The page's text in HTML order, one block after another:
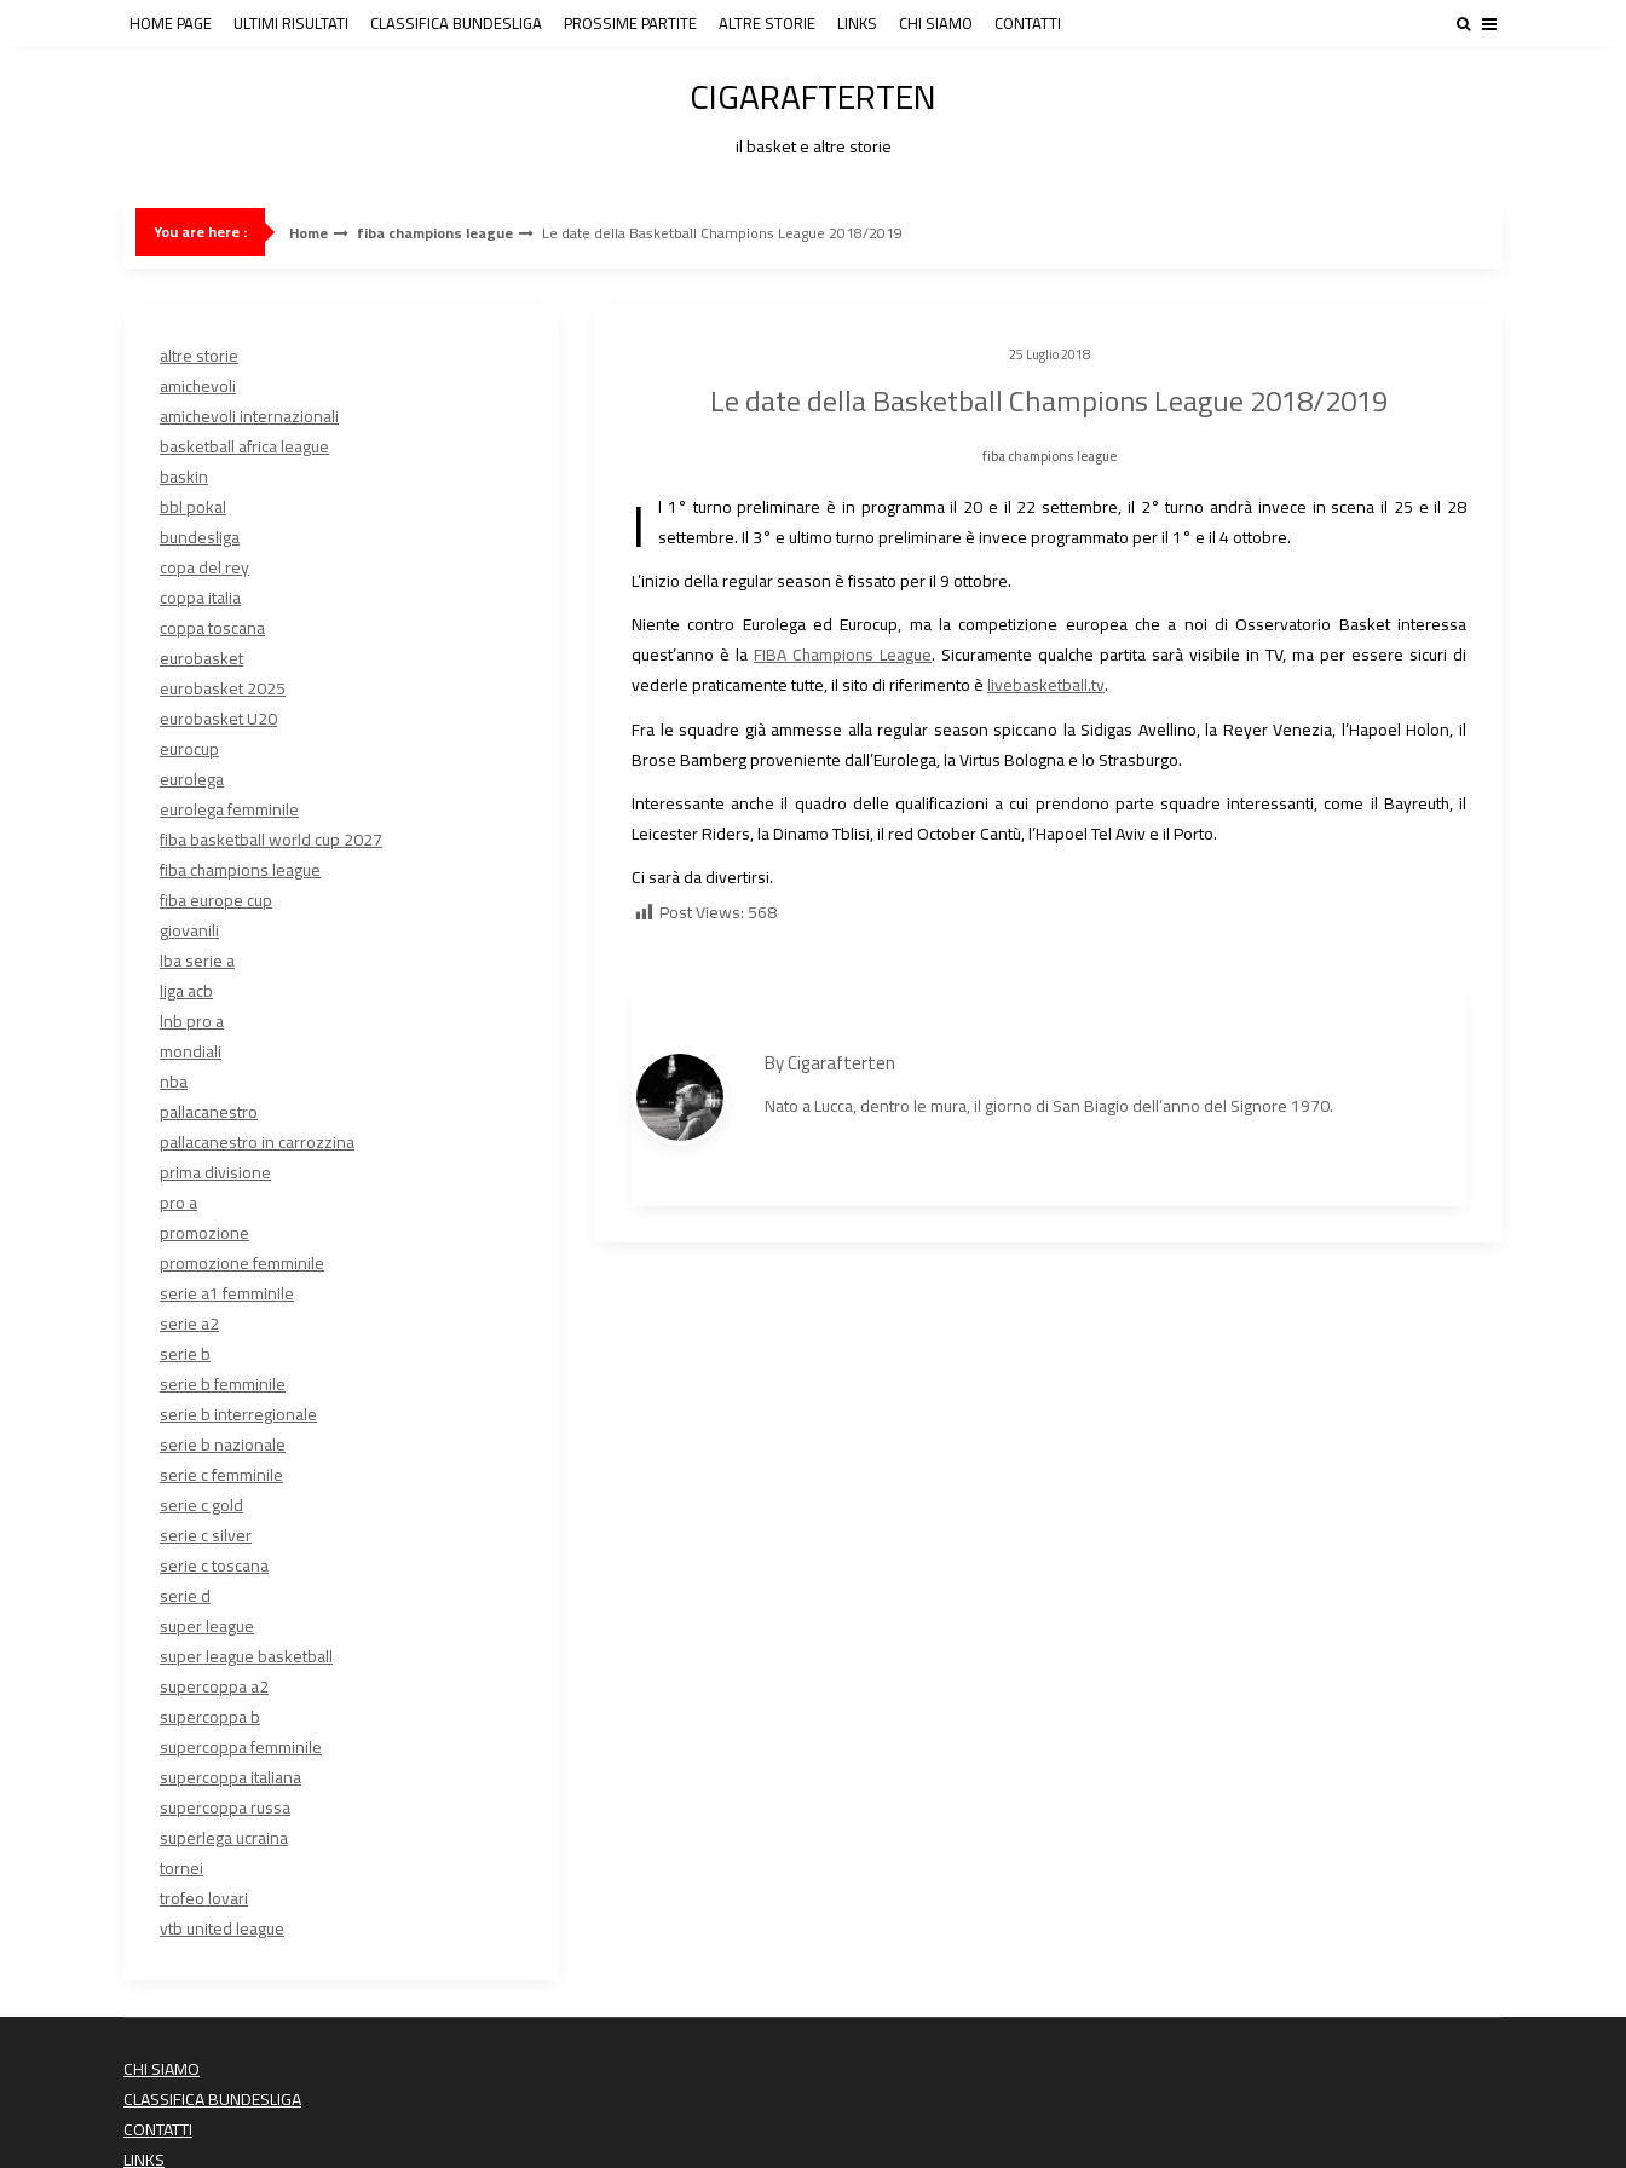
HOME PAGE ULTIMI RISULTATI CLASSIFICA BUNDESLIGA PROSSIME PARTITE ALTRE STORIE LINKS CHI SIAMO CONTATTI
CIGARAFTERTEN
il basket e altre storie
You are here : Home fiba champions league Le date della Basketball Champions League 2018/2019
25 Luglio 2018
Le date della Basketball Champions League 2018/2019
fiba champions league
I l 1° turno preliminare è in programma il 20 e il 22 settembre, il 2° turno andrà invece in scena il 25 e il 28
settembre. Il 3° e ultimo turno preliminare è invece programmato per il 1° e il 4 ottobre.
L’inizio della regular season è fissato per il 9 ottobre.
Niente contro Eurolega ed Eurocup, ma la competizione europea che a noi di Osservatorio Basket interessa
quest’anno è laFIBA Champions League. Sicuramente qualche partita sarà visibile in TV, ma per essere sicuri di
vederle praticamente tutte, il sito di riferimento èlivebasketball.tv.
Fra le squadre già ammesse alla regular season spiccano la Sidigas Avellino, la Reyer Venezia, l’Hapoel Holon, il
Brose Bamberg proveniente dall’Eurolega, la Virtus Bologna e lo Strasburgo.
Interessante anche il quadro delle qualificazioni a cui prendono parte squadre interessanti, come il Bayreuth, il
Leicester Riders, la Dinamo Tblisi, il red October Cantù, l’Hapoel Tel Aviv e il Porto.
Ci sarà da divertirsi.
Post Views:568
ByCigarafterten
Nato a Lucca, dentro le mura, il giorno di San Biagio dell’anno del Signore 1970.
altre storie
amichevoli
amichevoli internazionali
basketball africa league
baskin
bbl pokal
bundesliga
copa del rey
coppa italia
coppa toscana
eurobasket
eurobasket 2025
eurobasket U20
eurocup
eurolega
eurolega femminile
fiba basketball world cup 2027
fiba champions league
fiba europe cup
giovanili
lba serie a
liga acb
lnb pro a
mondiali
nba
pallacanestro
pallacanestro in carrozzina
prima divisione
pro a
promozione
promozione femminile
serie a1 femminile
serie a2
serie b
serie b femminile
serie b interregionale
serie b nazionale
serie c femminile
serie c gold
serie c silver
serie c toscana
serie d
super league
super league basketball
supercoppa a2
supercoppa b
supercoppa femminile
supercoppa italiana
supercoppa russa
superlega ucraina
tornei
trofeo lovari
vtb united league
CHI SIAMO
CLASSIFICA BUNDESLIGA
CONTATTI
LINKS